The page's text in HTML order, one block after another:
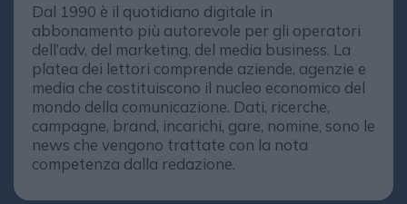
Dal 1990 è il quotidiano digitale in
abbonamento più autorevole per gli operatori
dell’adv, del marketing, del media business. La
platea dei lettori comprende aziende, agenzie e
media che costituiscono il nucleo economico del
mondo della comunicazione. Dati, ricerche,
campagne, brand, incarichi, gare, nomine, sono le
news che vengono trattate con la nota
competenza dalla redazione.